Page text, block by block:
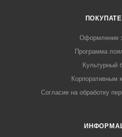
Оформление
Программа
Культурный
Корпоративным
Согласие на обработку